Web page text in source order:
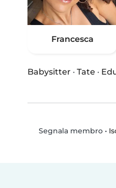
Francesca
Babysitter · Tate ·
Segnala membro•